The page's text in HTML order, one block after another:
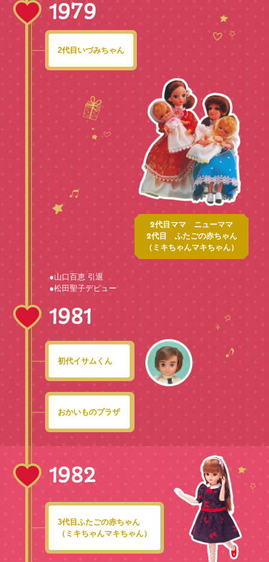
1979
2代目いづみちゃん
2代目ママ ニューママ
2代目 ふたごの赤ちゃん
（ミキちゃんマキちゃん）
●山口百恵 引退
●松田聖子デビュー
1981
初代イサムくん
おかいものプラザ
1982
3代目ふたごの赤ちゃん
（ミキちゃんマキちゃん）